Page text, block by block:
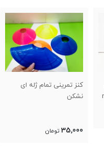
سانت نیم ژله
150,000 تومان